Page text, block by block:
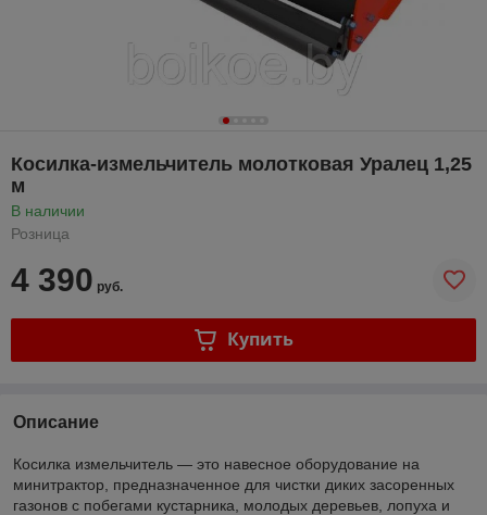
Косилка-измельчитель молотковая Уралец 1,25
м
В наличии
Розница
4 390 руб.
Купить
Описание
Косилка измельчитель — это навесное оборудование на
минитрактор, предназначенное для чистки диких засоренных
газонов с побегами кустарника, молодых деревьев, лопуха и